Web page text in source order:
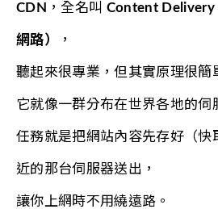
CDN ，全名叫 Content
網路） ，
聽起來很專業，但其實原理很簡
它就像一群分布在世界各地的伺
任務就是把網站內容先存好（快
近的那台伺服器送出，
讓你上網時不用繞遠路。